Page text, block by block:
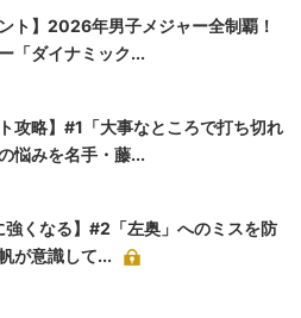
ト】2026年男子メジャー全制覇！
「ダイナミック...
攻略】#1「大事なところで打ち切れ
悩みを名手・藤...
強くなる】#2「左奥」へのミスを防
が意識して...